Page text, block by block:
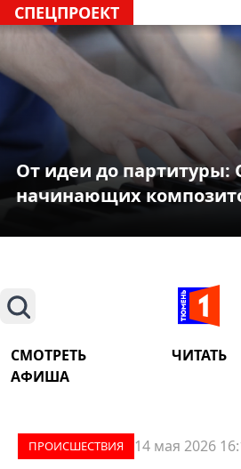
СПЕЦПРОЕКТ
От идеи до партитуры:
начинающих
Поиск
СМОТРЕТЬ ЧИТАТЬ
АФИША
ПРОИCШЕСТВИЯ 14 мая 2026